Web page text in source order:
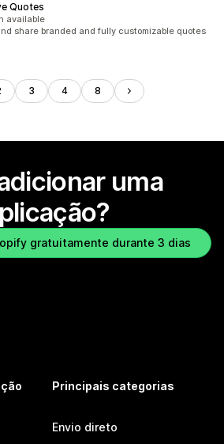
Quotes
available
share branded and fully customizable quotes
3 4 8
uma
gratuitamente durante 3 dias
Principais categorias
Envio direto